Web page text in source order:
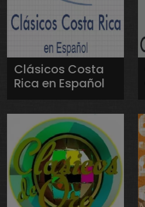
Clásicos Costa
Rica en Español